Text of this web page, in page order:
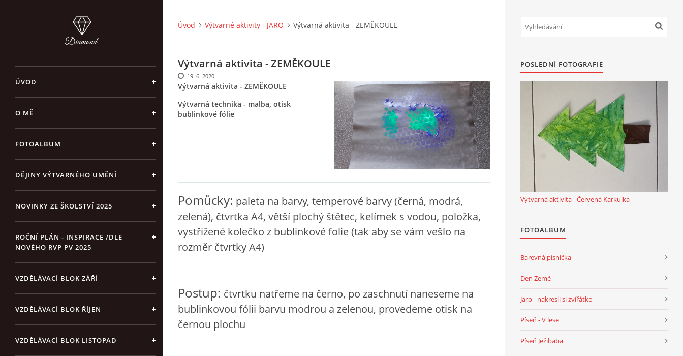
ÚVOD
O MĚ
FOTOALBUM
DĚJINY VÝTVARNÉHO UMĚNÍ
NOVINKY ZE ŠKOLSTVÍ 2025
ROČNÍ PLÁN - INSPIRACE /DLE
NOVÉHO RVP PV 2025
VZDĚLÁVACÍ BLOK ZÁŘÍ
VZDĚLÁVACÍ BLOK ŘÍJEN
VZDĚLÁVACÍ BLOK LISTOPAD
Úvod Výtvarné aktivity - JARO Výtvarná aktivita - ZEMĚKOULE
Výtvarná aktivita - ZEMĚKOULE
Výtvarná aktivita - ZEMĚKOULE
Výtvarná technika - malba, otisk
bublinkové fólie
19. 6. 2020
Pomůcky: paleta na barvy, temperové barvy (černá, modrá,
zelená), čtvrtka A4, větší plochý štětec, kelímek s vodou, položka,
vystřižené kolečko z bublinkové folie (tak aby se vám vešlo na
rozměr čtvrtky A4)
Postup: čtvrtku natřeme na černo, po zaschnutí naneseme na
bublinkovou fólii barvu modrou a zelenou, provedeme otisk na
černou plochu
POSLEDNÍ FOTOGRAFIE
Výtvarná aktivita - Červená Karkulka
FOTOALBUM
Barevná písnička
Den Země
Jaro - nakresli si zvířátko
Píseň - V lese
Píseň Ježibaba